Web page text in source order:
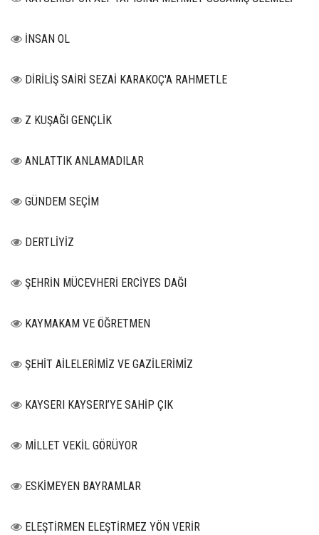
İNSAN OL
DİRİLİŞ SAİRİ SEZAİ KARAKOÇ'A RAHMETLE
Z KUŞAĞI GENÇLİK
ANLATTIK ANLAMADILAR
GÜNDEM SEÇİM
DERTLİYİZ
ŞEHRİN MÜCEVHERİ ERCİYES DAĞI
KAYMAKAM VE ÖĞRETMEN
ŞEHİT AİLELERİMİZ VE GAZİLERİMİZ
KAYSERI KAYSERI’YE SAHİP ÇIK
MİLLET VEKİL GÖRÜYOR
ESKİMEYEN BAYRAMLAR
ELEŞTİRMEN ELEŞTİRMEZ YÖN VERİR